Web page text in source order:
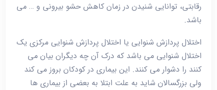
رقابتی، توانایی شنیدن در زمان کاهش حشو بیرونی و … می
باشد.
اختلال پردازش شنوایی یا اختلال پردازش شنوایی مرکزی یک
اختلال شنوایی می باشد که درک آن چه دیگران بیان می
کنند را دشوار می کنند. این بیماری در کودکان بروز می کند
ولی بزرگسالان شاید به علت ابتلا به بعضی از بیماری ها